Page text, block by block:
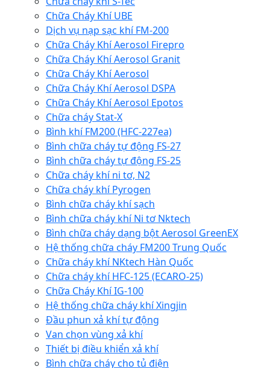
Chữa Cháy Khí UBE
Dịch vụ nạp sạc khí FM-200
Chữa Cháy Khí Aerosol Firepro
Chữa Cháy Khí Aerosol Granit
Chữa Cháy Khí Aerosol
Chữa Cháy Khí Aerosol DSPA
Chữa Cháy Khí Aerosol Epotos
Chữa cháy Stat-X
Bình khí FM200 (HFC-227ea)
Bình chữa cháy tự động FS-27
Bình chữa cháy tự động FS-25
Chữa cháy khí ni tơ, N2
Chữa cháy khí Pyrogen
Bình chữa cháy khí sạch
Bình chữa cháy khí Ni tơ Nktech
Bình chữa cháy dạng bột Aerosol GreenEX
Hệ thống chữa cháy FM200 Trung Quốc
Chữa cháy khí NKtech Hàn Quốc
Chữa cháy khí HFC-125 (ECARO-25)
Chữa Cháy Khí IG-100
Hệ thống chữa cháy khí Xingjin
Đầu phun xả khí tự động
Van chọn vùng xả khí
Thiết bị điều khiển xả khí
Bình chữa cháy cho tủ điện